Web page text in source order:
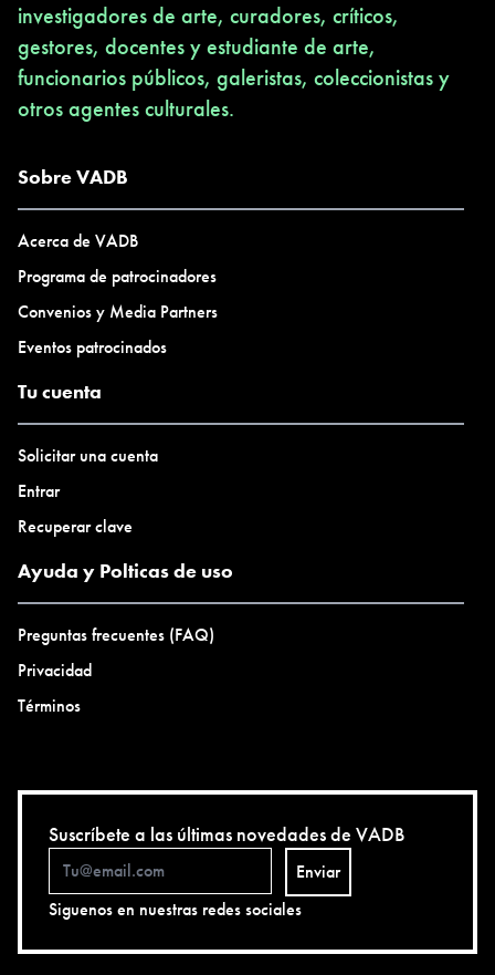
investigadores de arte, curadores, críticos,
gestores, docentes y estudiante de arte,
funcionarios públicos, galeristas, coleccionistas y
otros agentes culturales.
Sobre VADB
Acerca de VADB
Programa de patrocinadores
Convenios y Media Partners
Eventos patrocinados
Tu cuenta
Solicitar una cuenta
Entrar
Recuperar clave
Ayuda y Polticas de uso
Preguntas frecuentes (FAQ)
Privacidad
Términos
Suscríbete a las últimas novedades de VADB
Enviar
Siguenos en nuestras redes sociales